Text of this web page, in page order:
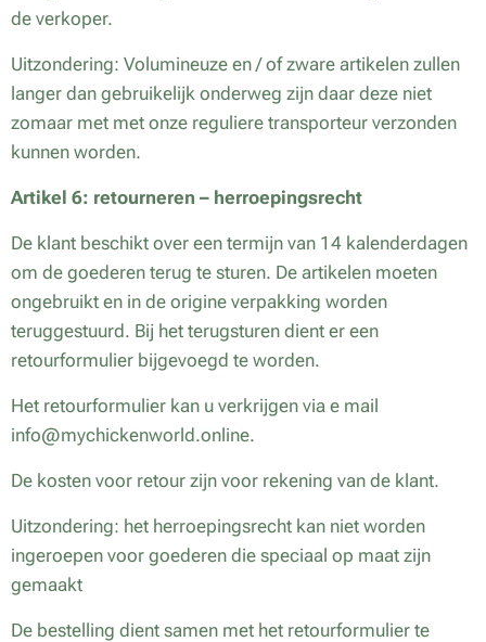
de verkoper.
Uitzondering: Volumineuze en / of zware artikelen zullen
langer dan gebruikelijk onderweg zijn daar deze niet
zomaar met met onze reguliere transporteur verzonden
kunnen worden.
Artikel 6: retourneren – herroepingsrecht
De klant beschikt over een termijn van 14 kalenderdagen
om de goederen terug te sturen. De artikelen moeten
ongebruikt en in de origine verpakking worden
teruggestuurd. Bij het terugsturen dient er een
retourformulier bijgevoegd te worden.
Het retourformulier kan u verkrijgen via e mail
info@mychickenworld.online.
De kosten voor retour zijn voor rekening van de klant.
Uitzondering: het herroepingsrecht kan niet worden
ingeroepen voor goederen die speciaal op maat zijn
gemaakt
De bestelling dient samen met het retourformulier te